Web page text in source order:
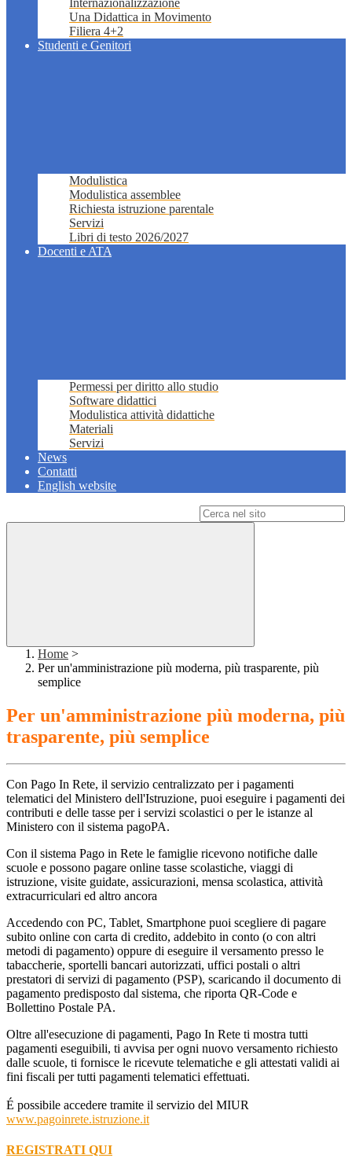
Internazionalizzazione
Una Didattica in Movimento
Filiera 4+2
Studenti e Genitori
Modulistica
Modulistica assemblee
Richiesta istruzione parentale
Servizi
Libri di testo 2026/2027
Docenti e ATA
Permessi per diritto allo studio
Software didattici
Modulistica attività didattiche
Materiali
Servizi
News
Contatti
English website
Home >
Per un'amministrazione più moderna, più trasparente, più
semplice
Per un'amministrazione più moderna, più
trasparente, più semplice
Con Pago In Rete, il servizio centralizzato per i pagamenti
telematici del Ministero dell'Istruzione, puoi eseguire i pagamenti dei
contributi e delle tasse per i servizi scolastici o per le istanze al
Ministero con il sistema pagoPA.
Con il sistema Pago in Rete le famiglie ricevono notifiche dalle
scuole e possono pagare online tasse scolastiche, viaggi di
istruzione, visite guidate, assicurazioni, mensa scolastica, attività
extracurriculari ed altro ancora
Accedendo con PC, Tablet, Smartphone puoi scegliere di pagare
subito online con carta di credito, addebito in conto (o con altri
metodi di pagamento) oppure di eseguire il versamento presso le
tabaccherie, sportelli bancari autorizzati, uffici postali o altri
prestatori di servizi di pagamento (PSP), scaricando il documento di
pagamento predisposto dal sistema, che riporta QR-Code e
Bollettino Postale PA.
Oltre all'esecuzione di pagamenti, Pago In Rete ti mostra tutti
pagamenti eseguibili, ti avvisa per ogni nuovo versamento richiesto
dalle scuole, ti fornisce le ricevute telematiche e gli attestati validi ai
fini fiscali per tutti pagamenti telematici effettuati.
É possibile accedere tramite il servizio del MIUR
www.pagoinrete.istruzione.it
REGISTRATI QUI